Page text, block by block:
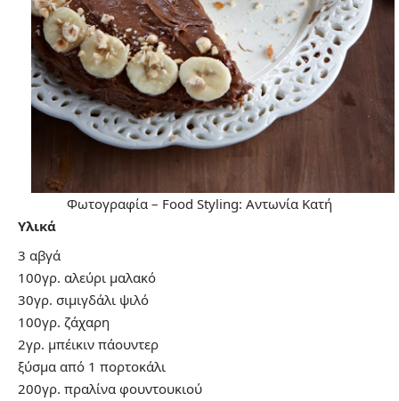
Φωτογραφία – Food Styling: Αντωνία Κατή
Υλικά
3 αβγά
100γρ. αλεύρι μαλακό
30γρ. σιμιγδάλι ψιλό
100γρ. ζάχαρη
2γρ. μπέικιν πάουντερ
ξύσμα από 1 πορτοκάλι
200γρ. πραλίνα φουντουκιού